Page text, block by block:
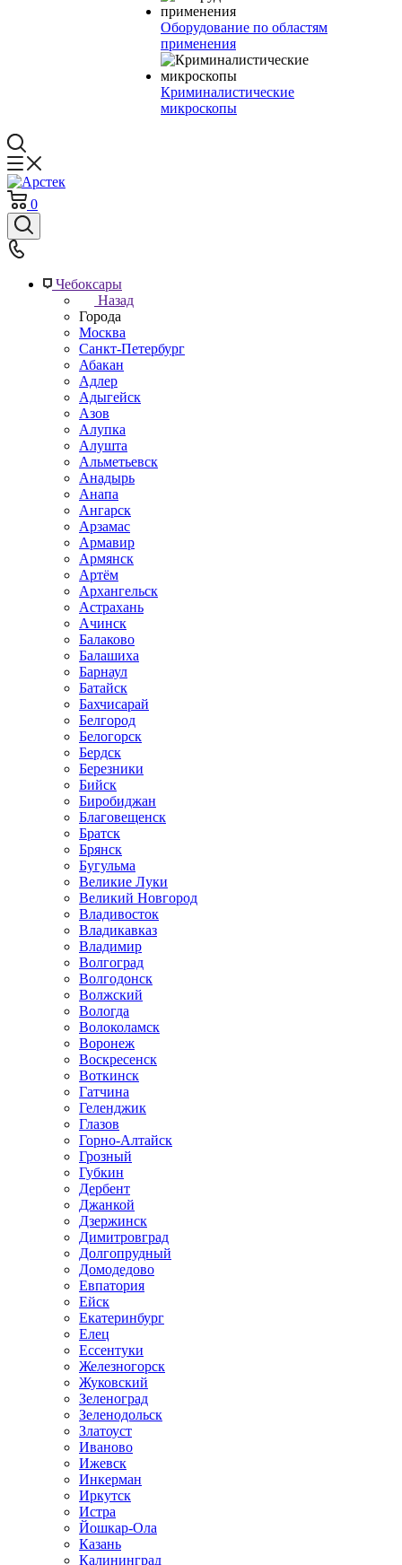
Оборудование по областям
применения
Криминалистические
микроскопы
0
Чебоксары
Назад
Города
Москва
Санкт-Петербург
Абакан
Адлер
Адыгейск
Азов
Алупка
Алушта
Альметьевск
Анадырь
Анапа
Ангарск
Арзамас
Армавир
Армянск
Артём
Архангельск
Астрахань
Ачинск
Балаково
Балашиха
Барнаул
Батайск
Бахчисарай
Белгород
Белогорск
Бердск
Березники
Бийск
Биробиджан
Благовещенск
Братск
Брянск
Бугульма
Великие Луки
Великий Новгород
Владивосток
Владикавказ
Владимир
Волгоград
Волгодонск
Волжский
Вологда
Волоколамск
Воронеж
Воскресенск
Воткинск
Гатчина
Геленджик
Глазов
Горно-Алтайск
Грозный
Губкин
Дербент
Джанкой
Дзержинск
Димитровград
Долгопрудный
Домодедово
Евпатория
Ейск
Екатеринбург
Елец
Ессентуки
Железногорск
Жуковский
Зеленоград
Зеленодольск
Златоуст
Иваново
Ижевск
Инкерман
Иркутск
Истра
Йошкар-Ола
Казань
Калининград